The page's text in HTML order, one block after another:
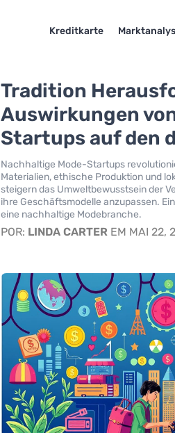
Kreditkarte
Tradition
Auswirkungen
Startups auf den
Nachhaltige Mode-Startups
Materialien, ethische Produktion und
steigern das Umweltbewusstsein der
ihre Geschäftsmodelle anzupassen.
eine nachhaltige Modebranche.
POR: LINDA CARTER EM MAI 22,